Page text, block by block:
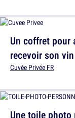
Une toile photo
Un coffret pour
recevoir son vin
Cuvée Privée FR